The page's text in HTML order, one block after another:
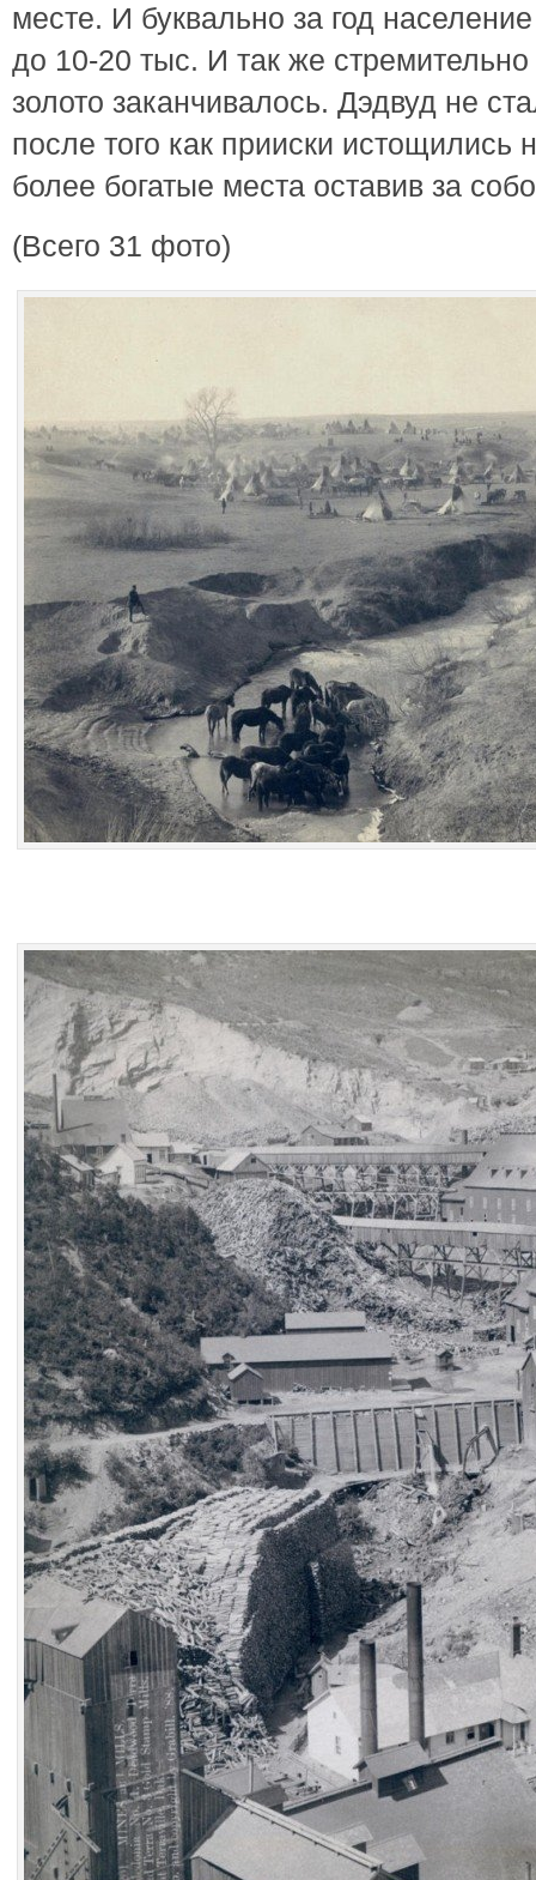
месте. И буквально за год
до 10-20 тыс. И так же стремительно
золото заканчивалось. Дэдвуд не
после того как прииски истощились
более богатые места оставив за
(Всего 31 фото)